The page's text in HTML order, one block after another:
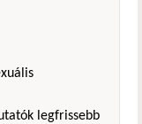
legfrissebb